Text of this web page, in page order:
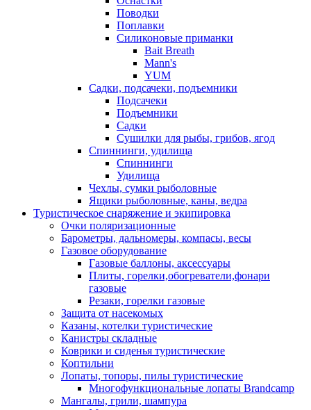
Поводки
Поплавки
Силиконовые приманки
Bait Breath
Mann's
YUM
Садки, подсачеки, подъемники
Подсачеки
Подъемники
Садки
Сушилки для рыбы, грибов, ягод
Спиннинги, удилища
Спиннинги
Удилища
Чехлы, сумки рыболовные
Ящики рыболовные, каны, ведра
Туристическое снаряжение и экипировка
Очки поляризационные
Барометры, дальномеры, компасы, весы
Газовое оборудование
Газовые баллоны, аксессуары
Плиты, горелки,обогреватели,фонари
газовые
Резаки, горелки газовые
Защита от насекомых
Казаны, котелки туристические
Канистры складные
Коврики и сиденья туристические
Коптильни
Лопаты, топоры, пилы туристические
Многофункциональные лопаты Brandcamp
Мангалы, грили, шампура